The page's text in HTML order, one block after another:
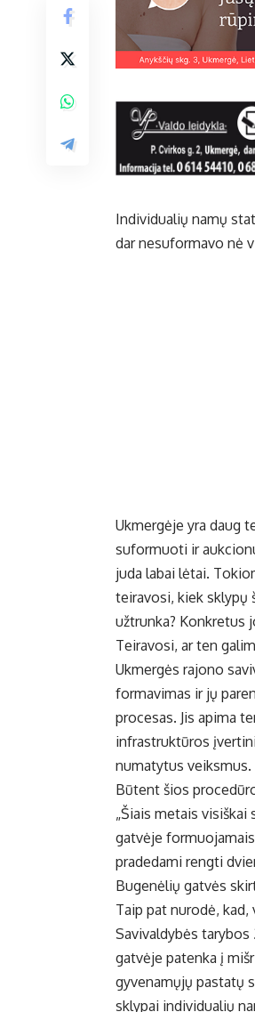
Individualių namų
dar nesuformavo nė
Ukmergėje yra daug
suformuoti ir
juda labai lėtai.
teiravosi, kiek sklypų
užtrunka? Konkretus
Teiravosi, ar ten
Ukmergės rajono
formavimas ir jų
procesas. Jis apima
infrastruktūros
numatytus veiksmus.
Būtent šios
„Šiais metais
gatvėje
pradedami rengti
Bugenėlių gatvės
Taip pat nurodė,
Savivaldybės
gatvėje patenka į
gyvenamųjų pastatų
sklypai individualių